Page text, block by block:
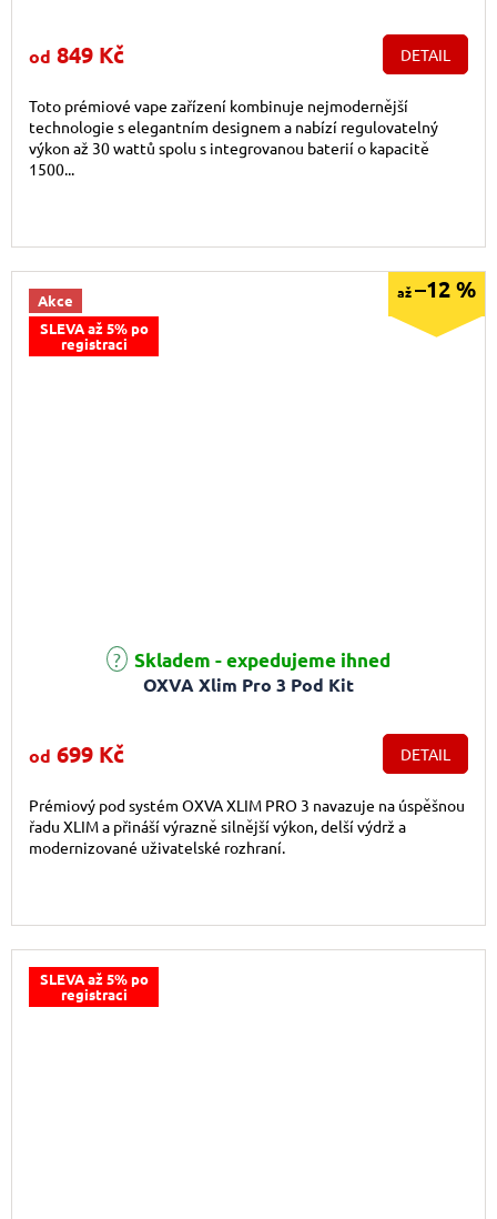
od 849 Kč DETAIL
Toto prémiové vape zařízení kombinuje nejmodernější
technologie s elegantním designem a nabízí regulovatelný
výkon až 30 wattů spolu s integrovanou baterií o kapacitě
1500...
Akce
SLEVA až 5% po
registraci
až–12 %
OXVA Xlim Pro 3 Pod Kit
Průměrné hodnocení produktu je 5,0 z 5 hvězdiček.
Skladem - expedujeme ihned
od 699 Kč DETAIL
Prémiový pod systém OXVA XLIM PRO 3 navazuje na úspěšnou
řadu XLIM a přináší výrazně silnější výkon, delší výdrž a
modernizované uživatelské rozhraní.
SLEVA až 5% po
registraci